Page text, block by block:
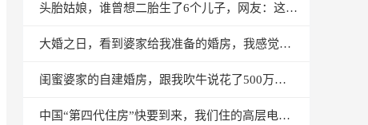
头胎姑娘，谁曾想二胎生了6个儿子，网友：这可是6套房啊
大婚之日，看到婆家给我准备的婚房，我感觉很尴尬，快要哭了
闺蜜婆家的自建婚房，跟我吹牛说花了500万，大家看看值不值？
中国“第四代住房”快要到来，我们住的高层电梯房会被淘汰吗？